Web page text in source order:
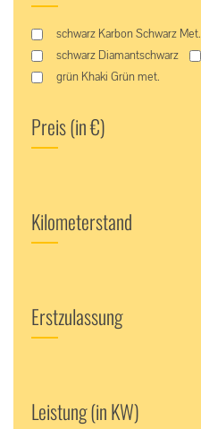
schwarz Karbon Schwarz Met.
schwarz Diamantschwarz
grün Khaki Grün met.
Preis (in €)
Kilometerstand
Erstzulassung
Leistung (in KW)